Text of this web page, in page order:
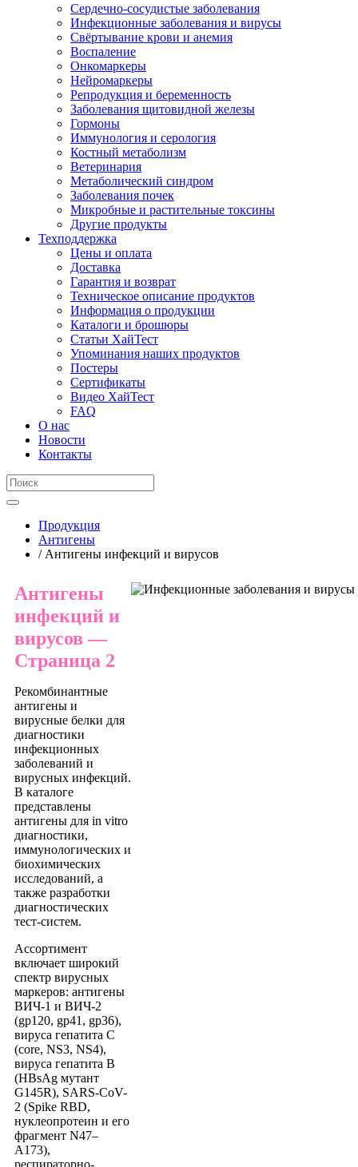
Сердечно-сосудистые заболевания
Инфекционные заболевания и вирусы
Свёртывание крови и анемия
Воспаление
Онкомаркеры
Нейромаркеры
Репродукция и беременность
Заболевания щитовидной железы
Гормоны
Иммунология и серология
Костный метаболизм
Ветеринария
Метаболический синдром
Заболевания почек
Микробные и растительные токсины
Другие продукты
Техподдержка
Цены и оплата
Доставка
Гарантия и возврат
Техническое описание продуктов
Информация о продукции
Каталоги и брошюры
Статьи ХайТест
Упоминания наших продуктов
Постеры
Сертификаты
Видео ХайТест
FAQ
О нас
Новости
Контакты
Продукция
Антигены
/ Антигены инфекций и вирусов
Антигены
инфекций и
вирусов —
Страница 2
Рекомбинантные
антигены и
вирусные белки для
диагностики
инфекционных
заболеваний и
вирусных инфекций.
В каталоге
представлены
антигены для in vitro
диагностики,
иммунологических и
биохимических
исследований, а
также разработки
диагностических
тест-систем.
Ассортимент
включает широкий
спектр вирусных
маркеров: антигены
ВИЧ-1 и ВИЧ-2
(gp120, gp41, gp36),
вируса гепатита C
(core, NS3, NS4),
вируса гепатита B
(HBsAg мутант
G145R), SARS-CoV-
2 (Spike RBD,
нуклеопротеин и его
фрагмент N47–
A173),
респираторно-